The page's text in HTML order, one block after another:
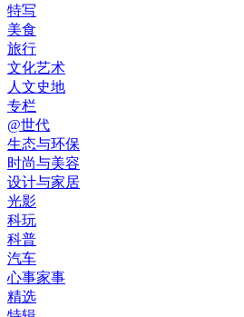
特写
美食
旅行
文化艺术
人文史地
专栏
@世代
生态与环保
时尚与美容
设计与家居
光影
科玩
科普
汽车
心事家事
精选